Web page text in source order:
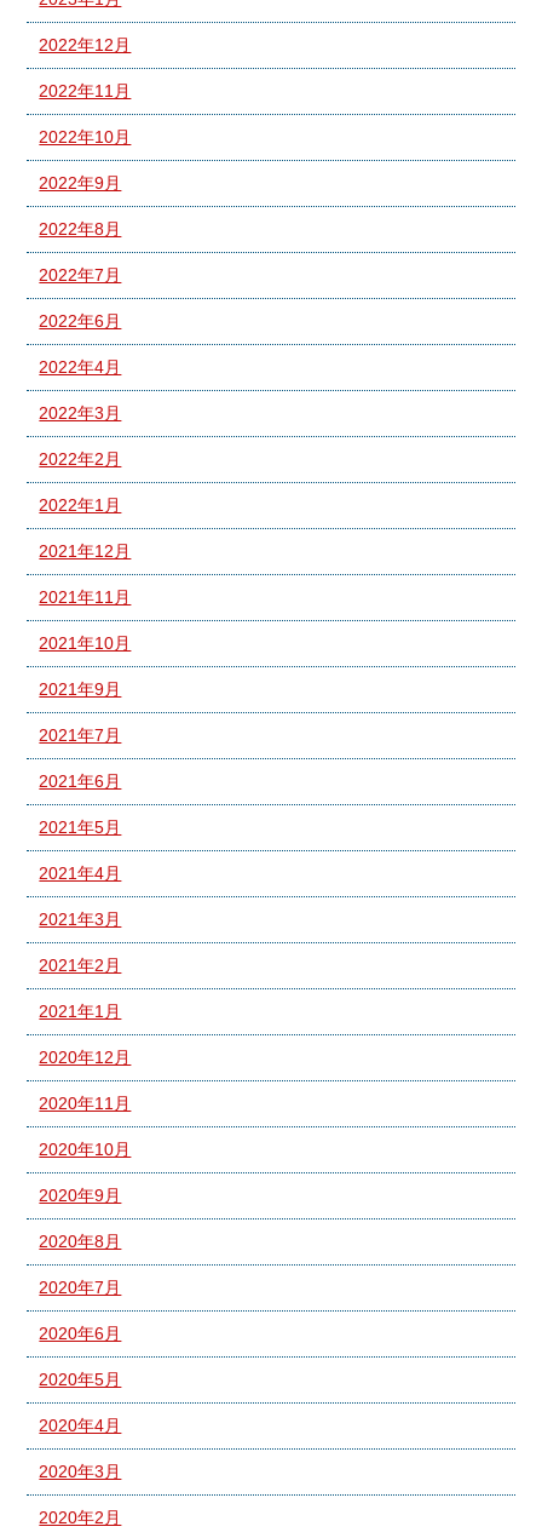
2022年12月
2022年11月
2022年10月
2022年9月
2022年8月
2022年7月
2022年6月
2022年4月
2022年3月
2022年2月
2022年1月
2021年12月
2021年11月
2021年10月
2021年9月
2021年7月
2021年6月
2021年5月
2021年4月
2021年3月
2021年2月
2021年1月
2020年12月
2020年11月
2020年10月
2020年9月
2020年8月
2020年7月
2020年6月
2020年5月
2020年4月
2020年3月
2020年2月